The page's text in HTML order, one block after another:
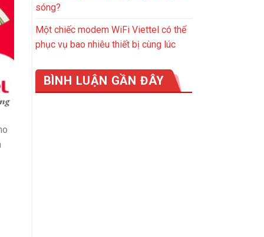
sóng?
Một chiếc modem WiFi Viettel có thể
phục vụ bao nhiêu thiết bị cùng lúc
BÌNH LUẬN GẦN ĐÂY